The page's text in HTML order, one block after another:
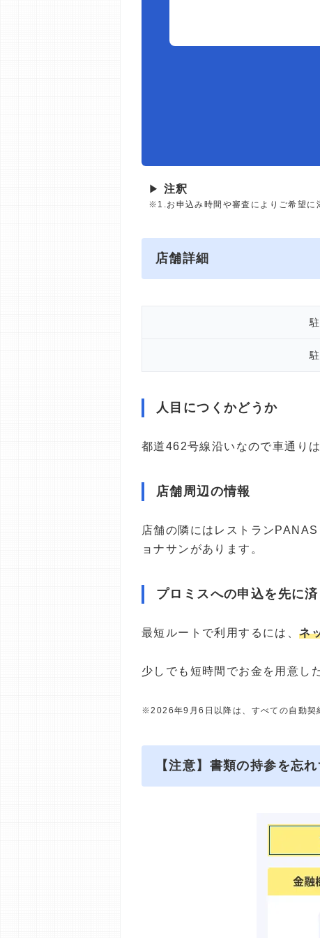
▶ 注釈
※1.お申込み時間や審査によりご希望に
店舗詳細
人目につくかどうか
都道462号線沿いなので車通り
店舗周辺の情報
店舗の隣にはレストラン
ョナサンがあります。
プロミスへの申込を先に
最短ルートで利用するには、ネ
少しでも短時間でお金を用意し
※2026年9月6日以降は、すべての自動契
【注意】書類の持参を忘れ